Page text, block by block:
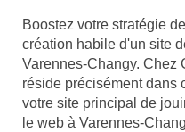
Boostez votre stratégie
création habile d'un site
Varennes-Changy. Chez
réside précisément dans
votre site principal de
le web à Varennes-